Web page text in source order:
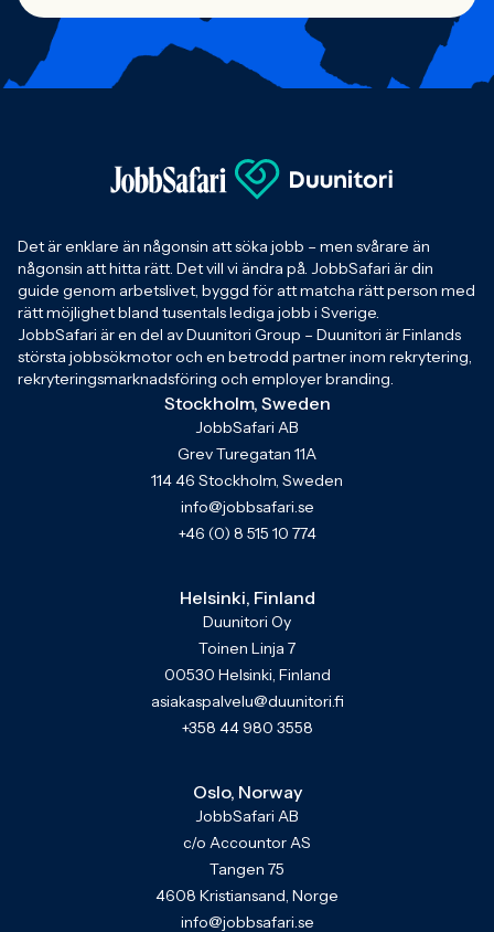
Det är enklare än någonsin att söka jobb – men svårare än
någonsin att hitta rätt. Det vill vi ändra på. JobbSafari är din
guide genom arbetslivet, byggd för att matcha rätt person med
rätt möjlighet bland tusentals lediga jobb i Sverige.
JobbSafari är en del av Duunitori Group – Duunitori är Finlands
största jobbsökmotor och en betrodd partner inom rekrytering,
rekryteringsmarknadsföring och employer branding.
Stockholm, Sweden
JobbSafari AB
Grev Turegatan 11A
114 46 Stockholm, Sweden
info@jobbsafari.se
+46 (0) 8 515 10 774
Helsinki, Finland
Duunitori Oy
Toinen Linja 7
00530 Helsinki, Finland
asiakaspalvelu@duunitori.fi
+358 44 980 3558
Oslo, Norway
JobbSafari AB
c/o Accountor AS
Tangen 75
4608 Kristiansand, Norge
info@jobbsafari.se